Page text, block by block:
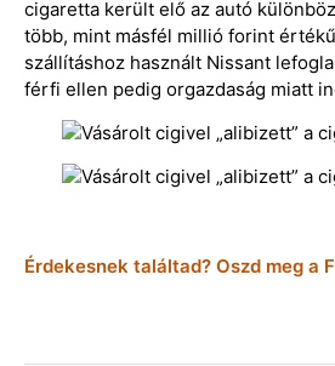
cigaretta került elő az autó
több, mint másfél millió forint
szállításhoz használt Nissant
férfi ellen pedig orgazdaság miatt
Érdekesnek találtad? Oszd meg a